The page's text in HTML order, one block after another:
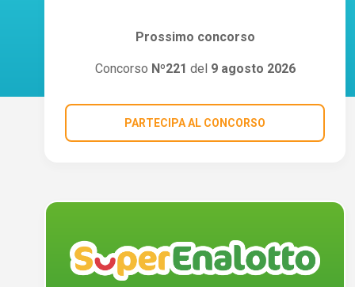
Prossimo concorso
Concorso Nº221 del 9 agosto 2026
PARTECIPA AL CONCORSO